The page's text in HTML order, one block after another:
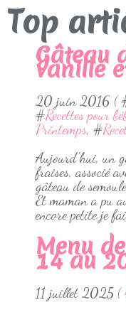
Top
Gâteau
vanille
20 juin 2016 (
#Recettes pour
Printemps, #
Aujourd'hui, un
fraises, associé
gâteau de
Et maman a pu
encore petite je
Menu
14 au
11 juillet 2025